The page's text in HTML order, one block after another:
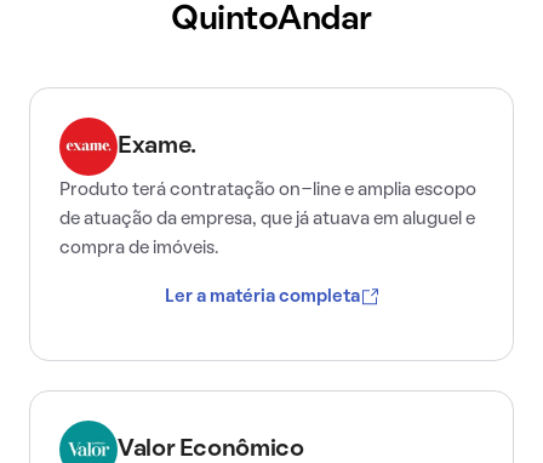
QuintoAndar
Exame.
Produto terá contratação on-line e amplia escopo
de atuação da empresa, que já atuava em aluguel e
compra de imóveis.
Ler a matéria completa
Valor Econômico